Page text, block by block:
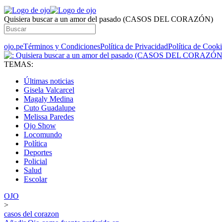
Quisiera buscar a un amor del pasado (CASOS DEL CORAZÓN)
ojo.peTérminos y CondicionesPolítica de PrivacidadPolítica de
TEMAS:
Últimas noticias
Gisela Valcarcel
Magaly Medina
Cuto Guadalupe
Melissa Paredes
Ojo Show
Locomundo
Política
Deportes
Policial
Salud
Escolar
OJO
>
casos del corazon